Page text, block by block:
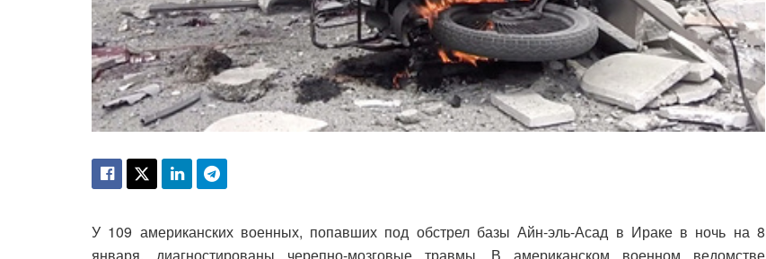
У 109 американских военных, попавших под обстрел базы Айн-эль-Асад в Ираке в ночь на 8